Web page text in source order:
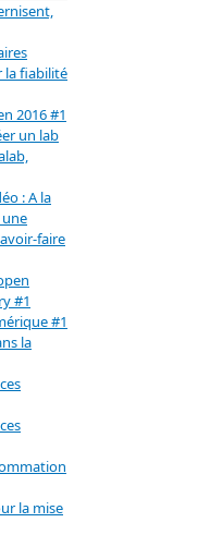
la fiabilité
2016 #1
un lab
: A la
faire
#1
#1
la
la mise